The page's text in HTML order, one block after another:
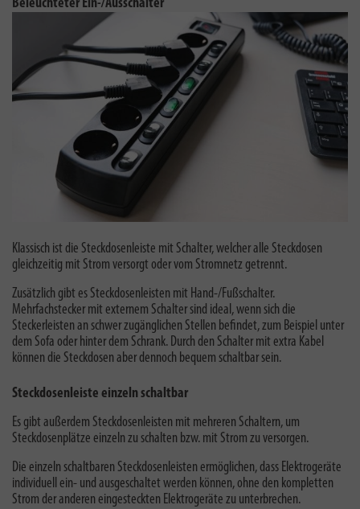
Beleuchteter Ein-/Ausschalter
Klassisch ist die Steckdosenleiste mit Schalter, welcher alle Steckdosen
gleichzeitig mit Strom versorgt oder vom Stromnetz getrennt.
Zusätzlich gibt es Steckdosenleisten mit Hand-/Fußschalter.
Mehrfachstecker mit externem Schalter sind ideal, wenn sich die
Steckerleisten an schwer zugänglichen Stellen befindet, zum Beispiel unter
dem Sofa oder hinter dem Schrank. Durch den Schalter mit extra Kabel
können die Steckdosen aber dennoch bequem schaltbar sein.
Steckdosenleiste einzeln schaltbar
Es gibt außerdem Steckdosenleisten mit mehreren Schaltern, um
Steckdosenplätze einzeln zu schalten bzw. mit Strom zu versorgen.
Die einzeln schaltbaren Steckdosenleisten ermöglichen, dass Elektrogeräte
individuell ein- und ausgeschaltet werden können, ohne den kompletten
Strom der anderen eingesteckten Elektrogeräte zu unterbrechen.